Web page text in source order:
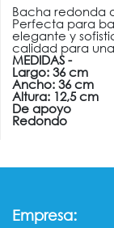
Bacha redonda
Perfecta para
elegante y
calidad para
MEDIDAS -
Largo: 36 cm
Ancho: 36 cm
Altura: 12,5 cm
De apoyo
Redondo
Empresa: